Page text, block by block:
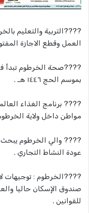
????‬‏التربية والتعليم
العمل وقطع الاجازة
????‬‏صحة الخرطوم تبدأ
بموسم الحج ١٤٤٦ هـ .
????‬‏ برنامج الغذاء
مواطن داخل ولاية
????‬‏ والي الخرطوم يبحث
عودة النشاط التجاري .
????‬‏الخرطوم : توجيهات
صندوق الإسكان حاليا
للقوانين .